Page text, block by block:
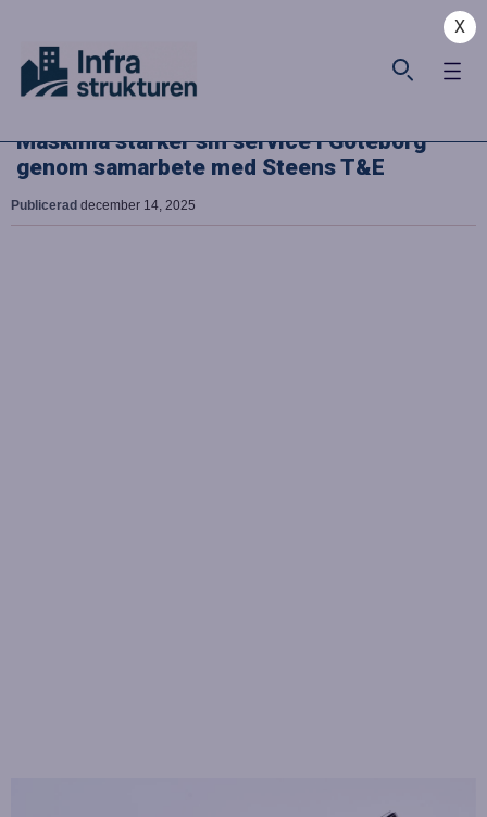
X
Maskinia stärker sin service i Göteborg
genom samarbete med Steens T&E
Publicerad december 14, 2025